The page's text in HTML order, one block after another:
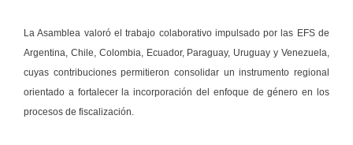
La Asamblea valoró el trabajo colaborativo impulsado por las EFS de
Argentina, Chile, Colombia, Ecuador, Paraguay, Uruguay y Venezuela,
cuyas contribuciones permitieron consolidar un instrumento regional
orientado a fortalecer la incorporación del enfoque de género en los
procesos de fiscalización.